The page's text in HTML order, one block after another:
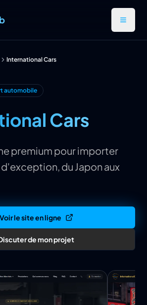
International Cars
automobile
Cars
premium pour importer
du Japon aux
Voir le site en ligne
de mon projet